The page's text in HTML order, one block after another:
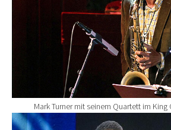
Mark Turner mit seinem Quartett im King
Show larger version for: